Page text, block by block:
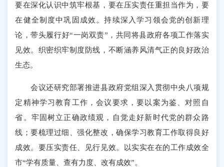
要在深化认识中筑牢根基，要在压实责任重担当作为，要
在健全制度中巩固成效。持续深入学习领会党的创新理
论，带头履行好“一岗双责”，共同将县政府各项工作落实
见效。织密织牢制度防线，不断涵养风清气正的良好政治
生态。
会议还研究部署推进县政府党组深入贯彻中央八项规
定精神学习教育工作，会议要求，要以案为鉴、对照自
省。牢固树立正确政绩观，自觉走好新时代党的群众路
线；要梳理过细、强化整改，确保学习教育工作取得良好
成效。要压实责任、见行见效。以实实在在的工作成效全
市“学有质量、查有力度、改有成效”。